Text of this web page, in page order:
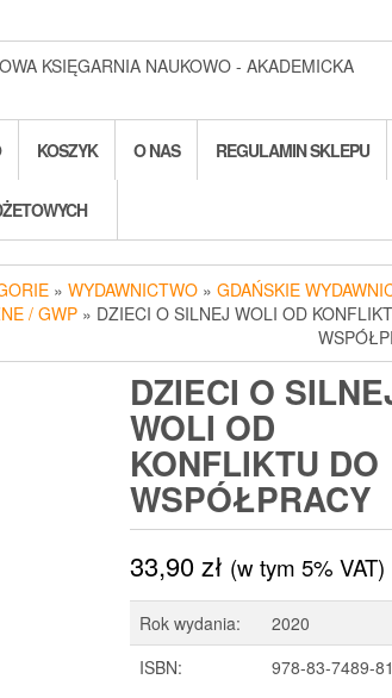
KSIĘGARNIA NAUKOWO - AKADEMICKA
KOSZYK O NAS REGULAMIN SKLEPU
» WYDAWNICTWO » GDAŃSKIE
/ GWP » DZIECI O SILNEJ WOLI OD
DZIECI O
WOLI OD
KONFLIKTU DO
WSPÓŁPRACY
33,90zł (w tym 5% VAT)
Rok wydania:
2020
ISBN:
978-83-7489-